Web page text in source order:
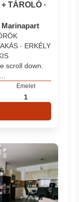
TÁROLÓ ·
Marinapart
· ERKÉLY
scroll down.
Emelet
1